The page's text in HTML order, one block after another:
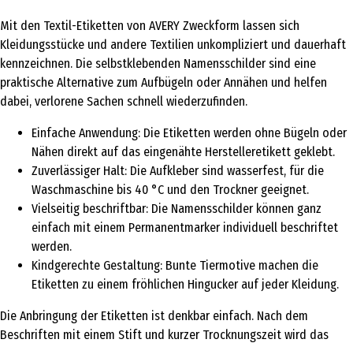
Mit den Textil-Etiketten von AVERY Zweckform lassen sich
Kleidungsstücke und andere Textilien unkompliziert und dauerhaft
kennzeichnen. Die selbstklebenden Namensschilder sind eine
praktische Alternative zum Aufbügeln oder Annähen und helfen
dabei, verlorene Sachen schnell wiederzufinden.
Einfache Anwendung: Die Etiketten werden ohne Bügeln oder
Nähen direkt auf das eingenähte Herstelleretikett geklebt.
Zuverlässiger Halt: Die Aufkleber sind wasserfest, für die
Waschmaschine bis 40 °C und den Trockner geeignet.
Vielseitig beschriftbar: Die Namensschilder können ganz
einfach mit einem Permanentmarker individuell beschriftet
werden.
Kindgerechte Gestaltung: Bunte Tiermotive machen die
Etiketten zu einem fröhlichen Hingucker auf jeder Kleidung.
Die Anbringung der Etiketten ist denkbar einfach. Nach dem
Beschriften mit einem Stift und kurzer Trocknungszeit wird das